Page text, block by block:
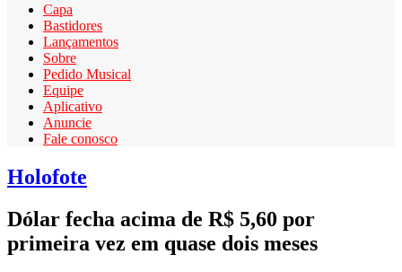
Capa
Bastidores
Lançamentos
Sobre
Pedido Musical
Equipe
Aplicativo
Anuncie
Fale conosco
Holofote
Dólar fecha acima de R$ 5,60 por
primeira vez em quase dois meses